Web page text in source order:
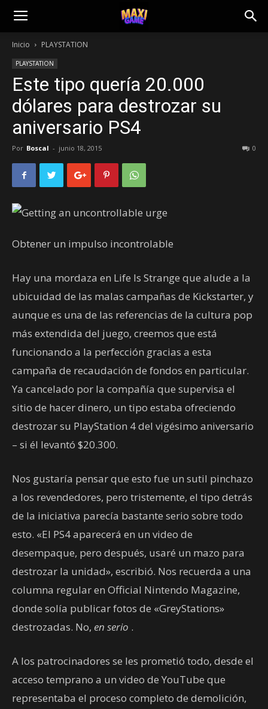
Inicio PLAYSTATION
PLAYSTATION
Este tipo quería 20.000
dólares para destrozar su
aniversario PS4
Por Boscal - junio 18, 2015 0
Obtener un impulso incontrolable
Hay una mordaza en Life Is Strange que alude a la
ubicuidad de las malas campañas de Kickstarter, y
aunque es una de las referencias de la cultura pop
más extendida del juego, creemos que está
funcionando a la perfección gracias a esta
campaña de recaudación de fondos en particular.
Ya cancelado por la compañía que supervisa el
sitio de hacer dinero, un tipo estaba ofreciendo
destrozar su PlayStation 4 del vigésimo aniversario
– si él levantó $20.300.
Nos gustaría pensar que esto fue un sutil pinchazo
a los revendedores, pero tristemente, el tipo detrás
de la iniciativa parecía bastante serio sobre todo
esto. «El PS4 aparecerá en un video de
desempaque, pero después, usaré un mazo para
destrozar la unidad», escribió. Nos recuerda a una
columna regular en Official Nintendo Magazine,
donde solía publicar fotos de «GreyStations»
destrozadas. No, en serio .
A los patrocinadores se les prometió todo, desde el
acceso temprano a un video de YouTube que
representaba el proceso completo de demolición,